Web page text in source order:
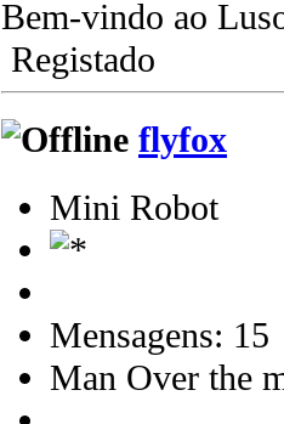
Bem-vindo ao
Registado
flyfox
Mini Robot
Mensagens: 15
Man Over the